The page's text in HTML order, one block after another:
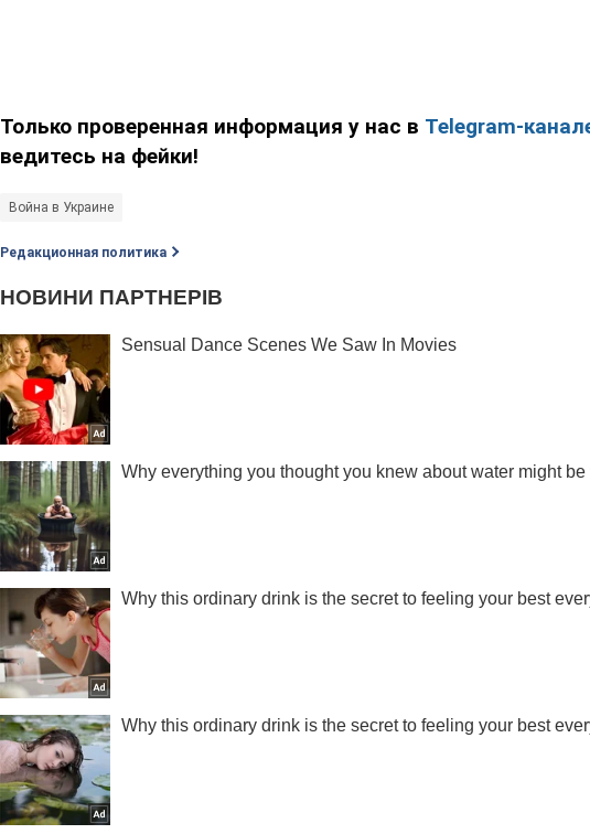
Только проверенная информация у нас в Telegram-
ведитесь на фейки!
Война в Украине
Редакционная политика